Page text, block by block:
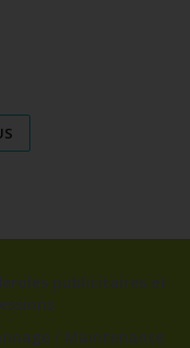
publicitaires et
/ Maintenance